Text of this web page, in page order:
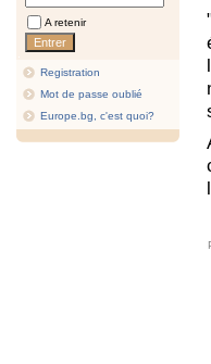
A retenir
Registration
Mot de passe oublié
Europe.bg, c'est quoi?